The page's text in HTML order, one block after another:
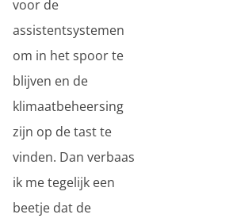
voor de
assistentsystemen
om in het spoor te
blijven en de
klimaatbeheersing
zijn op de tast te
vinden. Dan verbaas
ik me tegelijk een
beetje dat de